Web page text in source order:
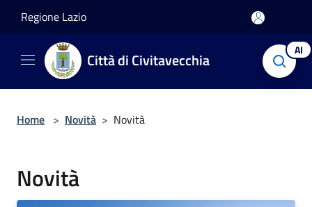
Regione Lazio
Città di Civitavecchia AI
Home > Novità > Novità
Novità